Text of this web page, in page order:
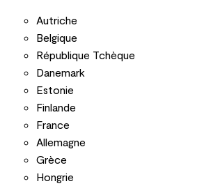
Autriche
Belgique
République Tchèque
Danemark
Estonie
Finlande
France
Allemagne
Grèce
Hongrie